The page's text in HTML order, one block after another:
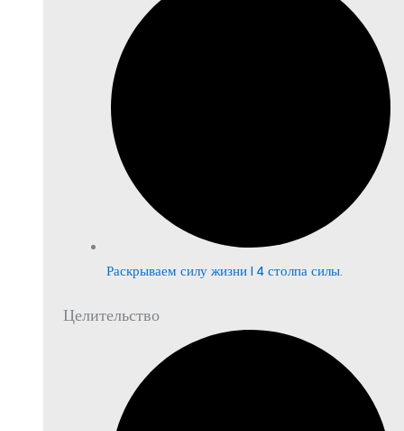
Раскрываем силу жизни | 4 столпа силы.
Целительство